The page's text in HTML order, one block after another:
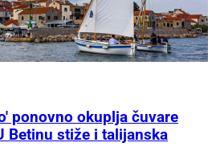
ponovno okuplja čuvare
Betinu stiže i talijanska